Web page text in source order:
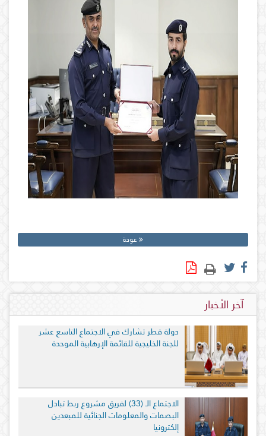
عودة
آخر الأخبار
دولة قطر تشارك في الاجتماع التاسع عشر
للجنة الخليجية للقائمة الإرهابية الموحدة
الاجتماع الـ (33) لفريق مشروع ربط تبادل
البصمات والمعلومات الجنائية للمبعدين
إلكترونيا